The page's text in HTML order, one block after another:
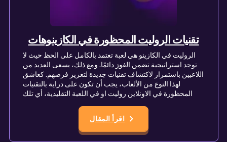
تقنيات الروليت المحظورة في الكازينوهات
الروليت في الكازينو هي لعبة تعتمد بالكامل على الحظ حيث لا
توجد استراتيجية تضمن الفوز دائمًا. ومع ذلك، يسعى العديد من
اللاعبين باستمرار لاكتشاف تقنيات جديدة لتعزيز فرصهم. كعاشق
لهذا النوع من الألعاب، يجب أن تكون على دراية بالتقنيات
المحظورة في الاونلاين روليت او في اللعبة التقليدية، أي تلك
اقرأ المقال